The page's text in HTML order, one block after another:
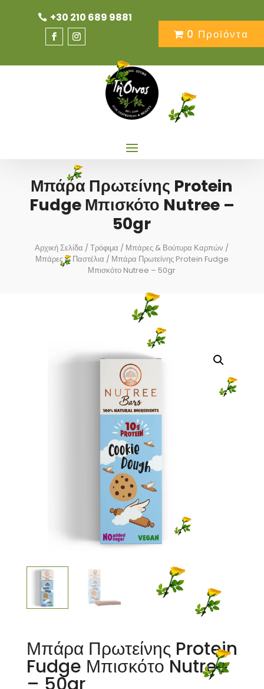
+30 210 689 9881
0 Προϊόντα
Μπάρα Πρωτείνης Protein
Fudge Μπισκότο Nutree –
50gr
Αρχική Σελίδα /Τρόφιμα / Μπάρες & Βούτυρα Καρπών /
Μπάρες & Παστέλια / Μπάρα Πρωτείνης Protein Fudge
Μπισκότο Nutree – 50gr
Μπάρα Πρωτείνης Protein
Fudge Μπισκότο Nutree